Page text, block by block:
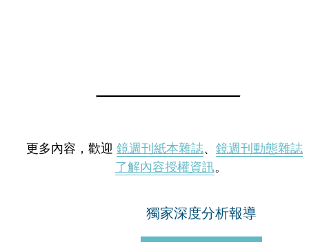
更多內容，歡迎 鏡週刊紙本雜誌、 鏡週刊動態雜誌
了解內容授權資訊。
獨家深度分析報導